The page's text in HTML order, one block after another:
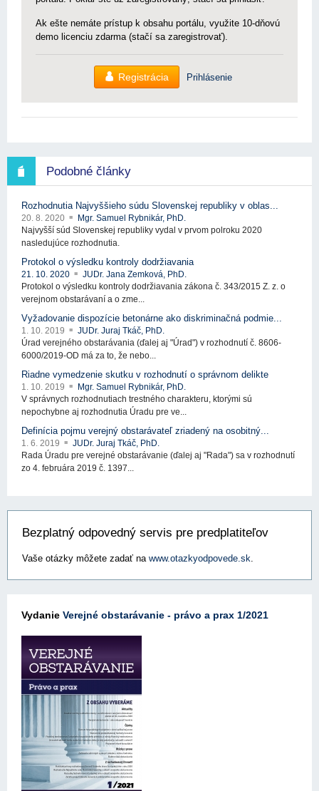
Ak ešte nemáte prístup k obsahu portálu, využite 10-dňovú
demo licenciu zdarma (stačí sa zaregistrovať).
Registrácia Prihlásenie
Podobné články
Rozhodnutia Najvyššieho súdu Slovenskej republiky v oblas...
20. 8. 2020
Mgr. Samuel Rybnikár, PhD.
Najvyšší súd Slovenskej republiky vydal v prvom polroku 2020
nasledujúce rozhodnutia.
Protokol o výsledku kontroly dodržiavania
21. 10. 2020
JUDr. Jana Zemková, PhD.
Protokol o výsledku kontroly dodržiavania zákona č. 343/2015 Z. z. o
verejnom obstarávaní a o zme...
Vyžadovanie dispozície betonárne ako diskriminačná podmie...
1. 10. 2019
JUDr. Juraj Tkáč, PhD.
Úrad verejného obstarávania (ďalej aj "Úrad") v rozhodnutí č. 8606-
6000/2019-OD má za to, že nebo...
Riadne vymedzenie skutku v rozhodnutí o správnom delikte
1. 10. 2019
Mgr. Samuel Rybnikár, PhD.
V správnych rozhodnutiach trestného charakteru, ktorými sú
nepochybne aj rozhodnutia Úradu pre ve...
Definícia pojmu verejný obstarávateľ zriadený na osobitný...
1. 6. 2019
JUDr. Juraj Tkáč, PhD.
Rada Úradu pre verejné obstarávanie (ďalej aj "Rada") sa v rozhodnutí
zo 4. februára 2019 č. 1397...
Bezplatný odpovedný servis pre predplatiteľov
Vaše otázky môžete zadať na www.otazkyodpovede.sk.
Vydanie Verejné obstarávanie - právo a prax 1/2021